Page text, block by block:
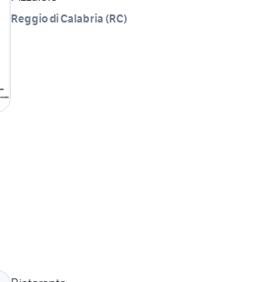
Reggio di Calabria (RC)